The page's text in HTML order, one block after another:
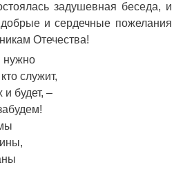
задушевная беседа, и
и сердечные пожелания
Отечества!
нужно
служит,
будет, –